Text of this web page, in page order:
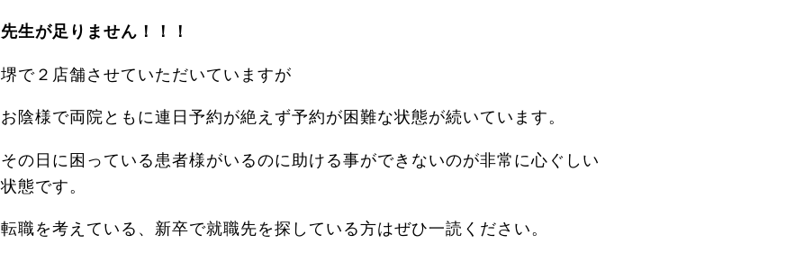
先生が足りません！！！
堺で２店舗させていただいていますが
お陰様で両院ともに連日予約が絶えず予約が困難な状態が続いています。
その日に困っている患者様がいるのに助ける事ができないのが非常に心ぐしい
状態です。
転職を考えている、新卒で就職先を探している方はぜひ一読ください。